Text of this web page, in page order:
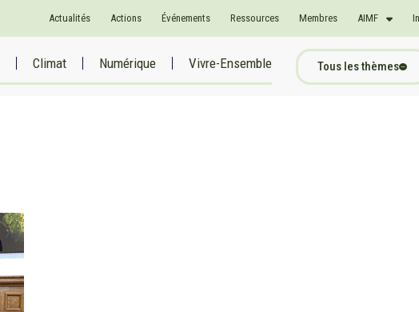
Actualités Actions Événements Ressources Membres AIMF
Climat Numérique Vivre-Ensemble Tous les thèmes